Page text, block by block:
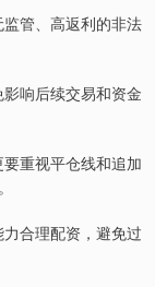
管、高返利的非法
响后续交易和资金
重视平仓线和追加
合理配资，避免过